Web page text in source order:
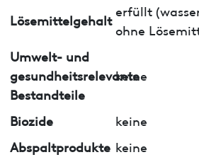
Lösemittelgehalt
erfüllt
ohne
Umwelt- und
gesundheitsrelevante
Bestandteile
keine
Biozide
keine
Abspaltprodukte keine